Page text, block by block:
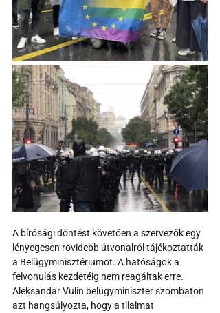
A bírósági döntést követően a szervezők egy
lényegesen rövidebb útvonalról tájékoztatták
a Belügyminisztériumot. A hatóságok a
felvonulás kezdetéig nem reagáltak erre.
Aleksandar Vulin belügyminiszter szombaton
azt hangsúlyozta, hogy a tilalmat